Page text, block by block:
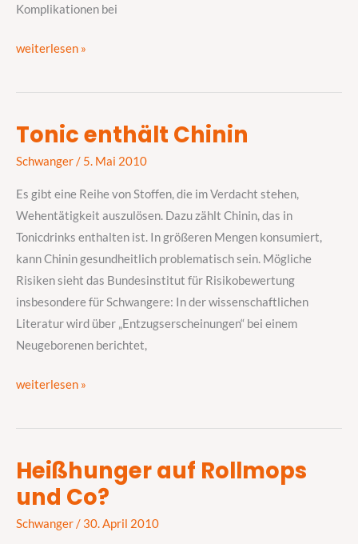
Komplikationen bei
weiterlesen »
Tonic enthält Chinin
Schwanger/ 5. Mai 2010
Es gibt eine Reihe von Stoffen, die im Verdacht stehen,
Wehentätigkeit auszulösen. Dazu zählt Chinin, das in
Tonicdrinks enthalten ist. In größeren Mengen konsumiert,
kann Chinin gesundheitlich problematisch sein. Mögliche
Risiken sieht das Bundesinstitut für Risikobewertung
insbesondere für Schwangere: In der wissenschaftlichen
Literatur wird über „Entzugserscheinungen“ bei einem
Neugeborenen berichtet,
Tonic
weiterlesen »
Heißhunger auf Rollmops
und Co?
Schwanger/ 30. April 2010
Heißhunger
auf
und